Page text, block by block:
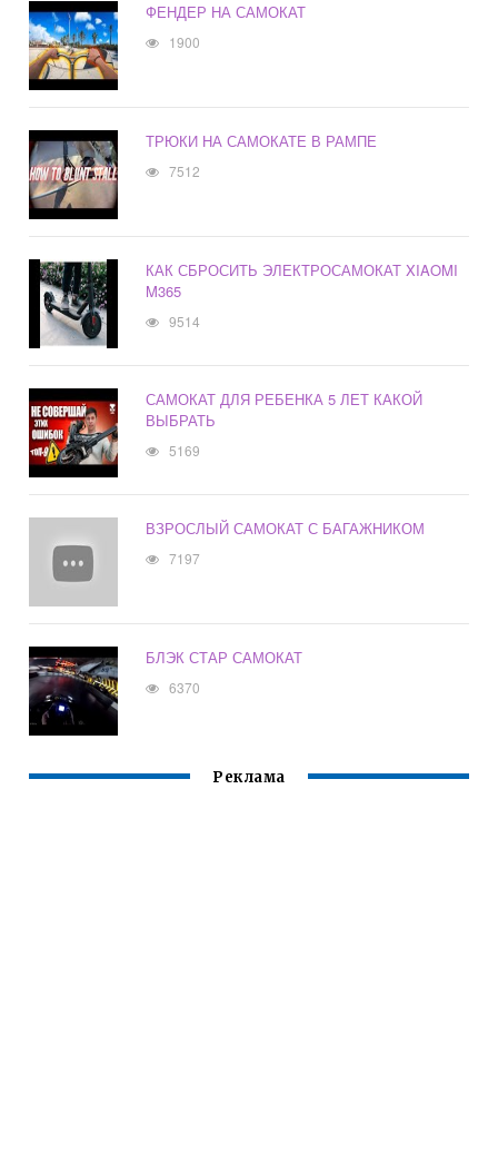
ФЕНДЕР НА САМОКАТ
1900
ТРЮКИ НА САМОКАТЕ В РАМПЕ
7512
КАК СБРОСИТЬ ЭЛЕКТРОСАМОКАТ XIAOMI
M365
9514
САМОКАТ ДЛЯ РЕБЕНКА 5 ЛЕТ КАКОЙ
ВЫБРАТЬ
5169
ВЗРОСЛЫЙ САМОКАТ С БАГАЖНИКОМ
7197
БЛЭК СТАР САМОКАТ
6370
Реклама